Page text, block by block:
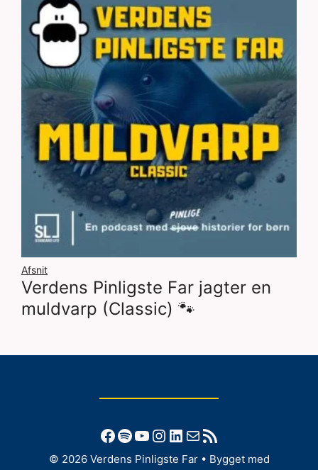
Afsnit
Verdens Pinligste Far jagter en
muldvarp (Classic) 🐾
Facebook
Spotify
YouTube
Instagram
LinkedIn
Mail
RSS-feed
© 2026 Verdens Pinligste Far• Bygget med